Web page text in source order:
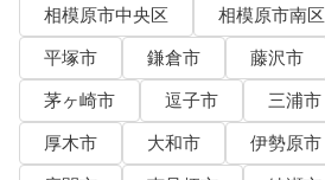
相模原市中央区
相模原市南区
平塚市
鎌倉市 藤沢市
茅ヶ崎市
逗子市 三浦市
厚木市
大和市 伊勢原市